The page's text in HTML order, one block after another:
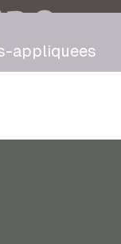
appliquees